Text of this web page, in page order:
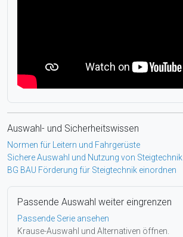
Auswahl- und Sicherheitswissen
Normen für Leitern und Fahrgerüste
Sichere Auswahl und Nutzung von Steigtechnik
BG BAU Förderung für Steigtechnik einordnen
Passende Auswahl weiter eingrenzen
Passende Serie ansehen
Krause-Auswahl und Alternativen öffnen.